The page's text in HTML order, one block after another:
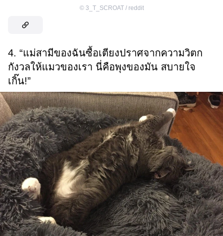
© 3_T_SCROAT / reddit
4. “แม่สามีของฉันซื้อเตียงปราศจากความวิตก
กังวลให้แมวของเรา นี่คือพุงของมัน สบายใจ
เกิ๊น!”